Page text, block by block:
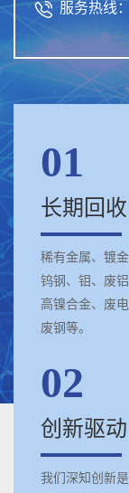
 服务热线：
01
长期回收
稀有金属、镀
钨钢、钼、废
高镍合金、废
废钢等。
02
创新驱动
我们深知创新